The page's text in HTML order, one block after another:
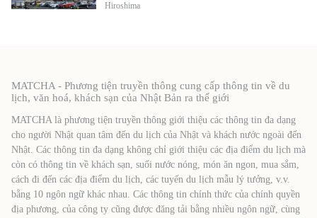
Hiroshima
MATCHA - Phương tiện truyền thông cung cấp thông tin về du
lịch, văn hoá, khách sạn của Nhật Bản ra thế giới
MATCHA là phương tiện truyền thông giới thiệu các thông tin đa dạng
cho người Nhật quan tâm đến du lịch của Nhật và khách nước ngoài đến
Nhật. Các thông tin đa dạng không chỉ giới thiệu các địa điểm du lịch mà
còn có thông tin về khách sạn, suối nước nóng, món ăn ngon, mua sắm,
cách đi đến các địa điểm du lịch, các tuyến du lịch mẫu lý tưởng, v.v.
bằng 10 ngôn ngữ khác nhau. Các thông tin chính thức của chính quyền
địa phương, của công ty cũng được đăng tải bằng nhiều ngôn ngữ, cùng